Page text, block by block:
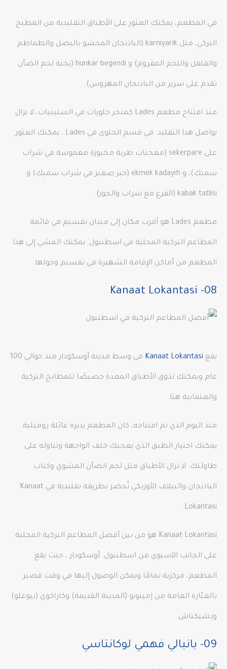
في المطعم، يمكنك العثور على الأطباق التقليدية من المطبخ
التركي، مثل karniyarik (الباذنجان المحشو بالبصل والطماطم
والفلفل واللحم المفروم) و hunkar begendi (يخنة لحم الضأن
تقدم على سرير من الباذنجان المهروس).
منذ افتتاح مطعم Lades كمتجر حلويات في الستينيات، لا يزال
يواصل هذا التقليد. في قسم الحلوى في Lades ، يمكنك العثور
على sekerpare (معجنات طرية مخبوزة مغموسة في شراب
سميك)، و ekmek kadayifi (خبز صغير في شراب سميك) و
kabak tatlisi (القرع مع شراب والجوز).
مطعم Lades هو أقرب مكان إلى ميدان تقسيم في قائمة
المطاعم التركية المحلية في اسطنبول. يمكنك المشي إلى هذا
المطعم من أماكن الإقامة الشهيرة في تقسيم وحولها.
08- Kanaat Lokantasi
يقع Kanaat Lokantasi في وسط مدينة أوسكودار منذ حوالي 100
عام ويمكنك تذوق الأطباق المعدة خصيصًا للمطابخ التركية
والعثمانية هنا.
منذ اليوم الذي تم افتتاحه، كان المطعم يديره عائلة روميلية.
يمكنك اختيار الطبق الذي يعجبك خلف الواجهة وتناوله على
طاولتك. لا تزال الأطباق مثل لحم الضأن المشوي وكباب
الباذنجان والبيلاف الأوزبكي تُحضر بطريقة تقليدية في Kanaat
Lokantasi.
Kanaat Lokantasi هو من بين أفضل المطاعم التركية المحلية
على الجانب الآسيوي من اسطنبول. أوسكودار ، حيث يقع
المطعم، مركزية تمامًا ويمكن الوصول إليها في وقت قصير
بالعبّارة العامة من إمينونو (المدينة القديمة) وكاراكوي (بيوغلو)
وبشيكتاش.
09- يانيالي فهمي لوكانتاسي